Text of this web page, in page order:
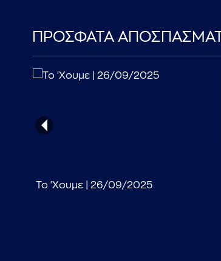
ΠΡΟΣΦΑΤΑ
Το 'Χουμε | 26/09/2025